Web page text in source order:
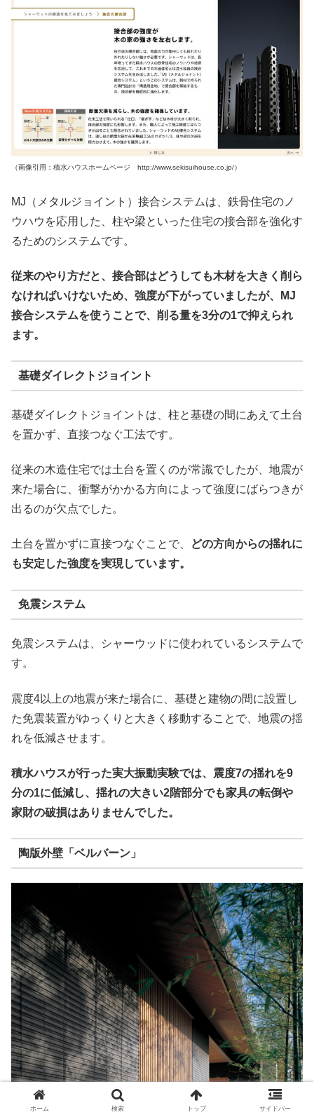
（画像引用：積水ハウスホームページ http://www.sekisuihouse.co.jp/）
MJ（メタルジョイント）接合システムは、鉄骨住宅のノ
ウハウを応用した、柱や梁といった住宅の接合部を強化す
るためのシステムです。
従来のやり方だと、接合部はどうしても木材を大きく削ら
なければいけないため、強度が下がっていましたが、MJ
接合システムを使うことで、削る量を3分の1で抑えられ
ます。
基礎ダイレクトジョイント
基礎ダイレクトジョイントは、柱と基礎の間にあえて土台
を置かず、直接つなぐ工法です。
従来の木造住宅では土台を置くのが常識でしたが、地震が
来た場合に、衝撃がかかる方向によって強度にばらつきが
出るのが欠点でした。
土台を置かずに直接つなぐことで、
どの方向からの揺れに
も安定した強度を実現しています。
免震システム
免震システムは、シャーウッドに使われているシステムで
す。
震度4以上の地震が来た場合に、基礎と建物の間に設置し
た免震装置がゆっくりと大きく移動することで、地震の揺
れを低減させます。
積水ハウスが行った実大振動実験では、震度7の揺れを9
分の1に低減し、揺れの大きい2階部分でも家具の転倒や
家財の破損はありませんでした。
陶版外壁「ベルバーン」
ホーム 検索 トップ サイドバー